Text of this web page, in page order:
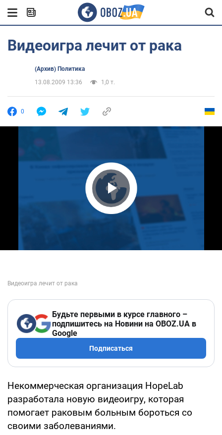
Видеоигра лечит от рака
(Архив) Политика
13.08.2009 13:36
1,0 т.
0
Play Video
Будьте первыми в курсе главного –
подпишитесь на Новини на OBOZ.UA в
Google
Подписаться
Некоммерческая организация HopeLab
разработала новую видеоигру, которая
помогает раковым больным бороться со
своими заболеваниями.